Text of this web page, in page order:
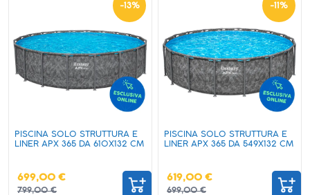
-13%
PISCINA SOLO STRUTTURA E
LINER APX 365 DA 610X132 CM
699,00 €
799,00 €
-11%
PISCINA SOLO STRUTTURA E
LINER APX 365 DA 549X132 CM
619,00 €
699,00 €